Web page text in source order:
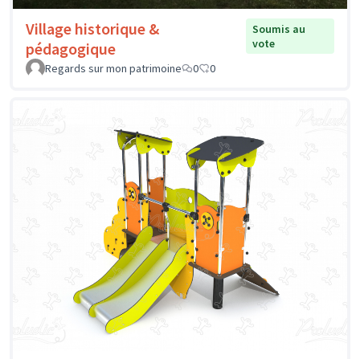
Village historique &
pédagogique
Soumis au
vote
Regards sur mon patrimoine
0 0